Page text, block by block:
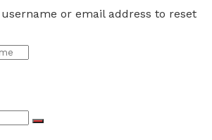
or email address to reset